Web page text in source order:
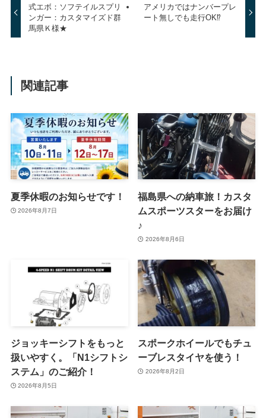
式エボ：ソフテイルスプリ
ンガー：カスタマイズド群
馬県Ｋ様★
アメリカではナンバープレ
ート無しでも走行OK⁉
関連記事
夏季休暇のお知らせです！
2026年8月7日
福島県への納車旅！カスタ
ムスポーツスターをお届け
♪
2026年8月6日
ジョッキーシフトをもっと
扱いやすく。「N1シフトシ
ステム」のご紹介！
2026年8月5日
スポークホイールでもチュ
ーブレスタイヤを使う！
2026年8月2日